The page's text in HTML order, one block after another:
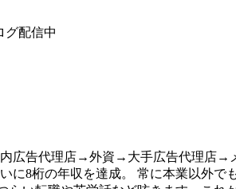
グ配信中
広告代理店→外資→大手広告代理店→
8桁の年収を達成。 常に本業以外